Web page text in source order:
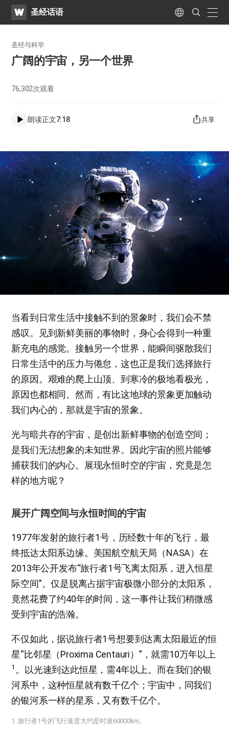
WATV圣经话语 Language
Search
Submit
圣经与科学
广阔的宇宙，另一个世界
76,302次观看
朗读正文7:18 共享
当看到日常生活中接触不到的景象时，我们会不禁
感叹。见到新鲜美丽的事物时，身心会得到一种重
新充电的感觉。接触另一个世界，能瞬间驱散我们
日常生活中的压力与倦怠，这也正是我们选择旅行
的原因。艰难的爬上山顶、到寒冷的极地看极光，
原因也都相同。然而，有比这地球的景象更加触动
我们内心的，那就是宇宙的景象。
光与暗共存的宇宙，是创出新鲜事物的创造空间；
是我们无法想象的未知世界。因此宇宙的照片能够
捕获我们的内心。展现永恒时空的宇宙，究竟是怎
样的地方呢？
展开广阔空间与永恒时间的宇宙
1977年发射的旅行者1号，历经数十年的飞行，最
终抵达太阳系边缘。美国航空航天局（NASA）在
2013年公开发布“旅行者1号飞离太阳系，进入恒星
际空间”。仅是脱离占据宇宙极微小部分的太阳系，
竟然花费了约40年的时间，这一事件让我们稍微感
受到宇宙的浩瀚。
不仅如此，据说旅行者1号想要到达离太阳最近的恒
星“比邻星（Proxima Centauri）”，就需10万年以上
1 。以光速到达此恒星，需4年以上。而在我们的银
河系中，这种恒星就有数千亿个；宇宙中，同我们
的银河系一样的星系，又有数千亿个。
​1. 旅行者1号的飞行速度大约是时速60000km。